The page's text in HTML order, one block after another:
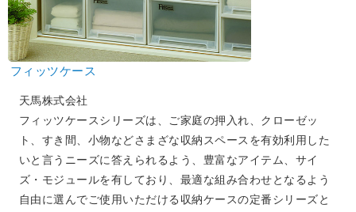
フィッツケース
天馬株式会社
フィッツケースシリーズは、ご家庭の押入れ、クローゼッ
ト、すき間、小物などさまざな収納スペースを有効利用した
いと言うニーズに答えられるよう、豊富なアイテム、サイ
ズ・モジュールを有しており、最適な組み合わせとなるよう
自由に選んでご使用いただける収納ケースの定番シリーズと